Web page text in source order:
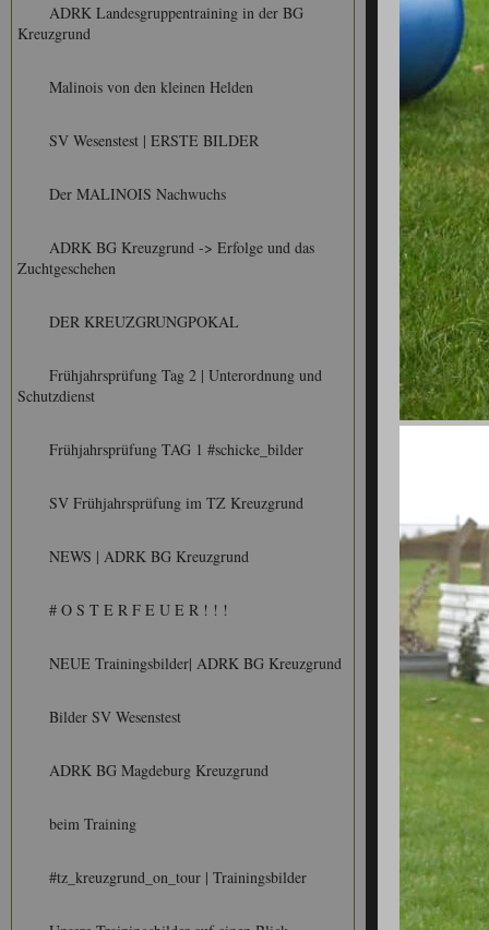
ADRK Landesgruppentraining in der BG
Kreuzgrund
Malinois von den kleinen Helden
SV Wesenstest | ERSTE BILDER
Der MALINOIS Nachwuchs
ADRK BG Kreuzgrund -> Erfolge und das
Zuchtgeschehen
DER KREUZGRUNGPOKAL
Frühjahrsprüfung Tag 2 | Unterordnung und
Schutzdienst
Frühjahrsprüfung TAG 1 #schicke_bilder
SV Frühjahrsprüfung im TZ Kreuzgrund
NEWS | ADRK BG Kreuzgrund
# O S T E R F E U E R ! ! !
NEUE Trainingsbilder| ADRK BG Kreuzgrund
Bilder SV Wesenstest
ADRK BG Magdeburg Kreuzgrund
beim Training
#tz_kreuzgrund_on_tour | Trainingsbilder